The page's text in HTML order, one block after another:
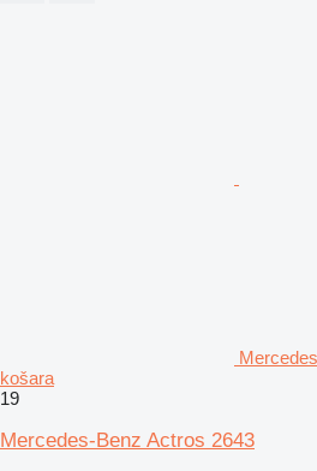
košara
19
Mercedes-Benz Actros 2643